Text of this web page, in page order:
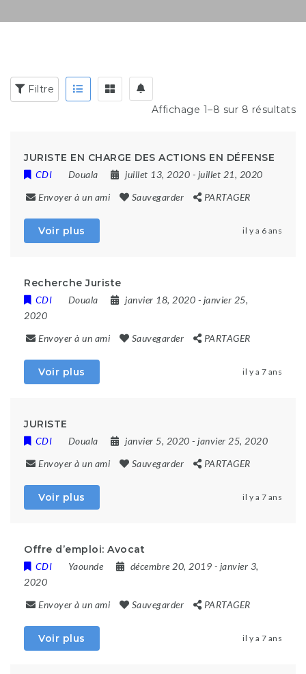
Filtre
Affichage 1–8 sur 8 résultats
JURISTE EN CHARGE DES ACTIONS EN DÉFENSE
CDI Douala juillet 13, 2020 - juillet 21, 2020
Envoyer à un ami
Sauvegarder PARTAGER
Voir plus il y a 6 ans
Recherche Juriste
CDI Douala janvier 18, 2020 - janvier 25,
2020
Envoyer à un ami
Sauvegarder PARTAGER
Voir plus il y a 7 ans
JURISTE
CDI Douala janvier 5, 2020 - janvier 25, 2020
Envoyer à un ami
Sauvegarder PARTAGER
Voir plus il y a 7 ans
Offre d’emploi: Avocat
CDI Yaounde décembre 20, 2019 - janvier 3,
2020
Envoyer à un ami
Sauvegarder PARTAGER
Voir plus il y a 7 ans